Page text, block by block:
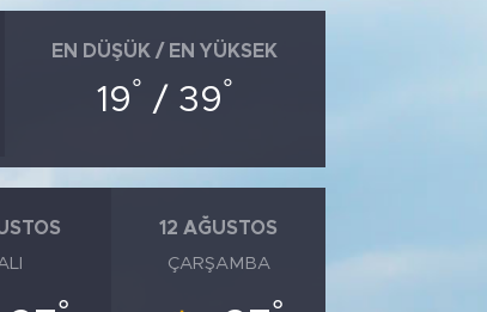
EN DÜŞÜK / EN YÜKSEK
19° / 39°
12 AĞUSTOS
ÇARŞAMBA